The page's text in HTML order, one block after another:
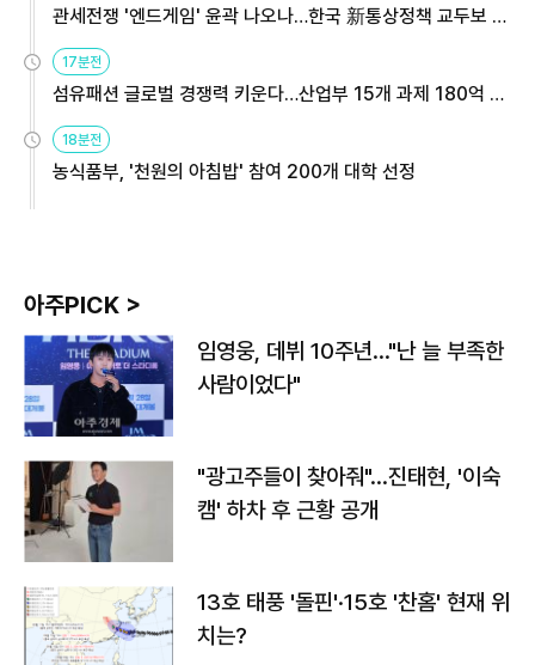
관세전쟁 '엔드게임' 윤곽 나오나…한국 新통상정책 교두보 활
용해야
17분전
섬유패션 글로벌 경쟁력 키운다…산업부 15개 과제 180억 지
원
18분전
농식품부, '천원의 아침밥' 참여 200개 대학 선정
아주PICK >
임영웅, 데뷔 10주년…"난 늘 부족한
사람이었다"
"광고주들이 찾아줘"…진태현, '이숙
캠' 하차 후 근황 공개
13호 태풍 '돌핀'·15호 '찬홈' 현재 위
치는?